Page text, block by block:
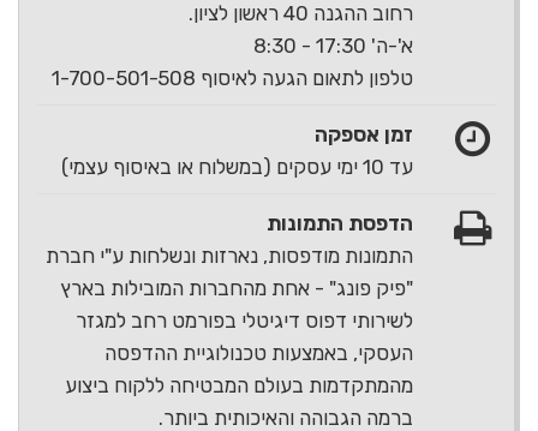
רחוב ההגנה 40 ראשון לציון.
א'-ה' 17:30 - 8:30
טלפון לתאום הגעה לאיסוף 1-700-501-508
זמן אספקה
עד 10 ימי עסקים (במשלוח או באיסוף עצמי)
הדפסת התמונות
התמונות מודפסות, נארזות ונשלחות ע"י חברת
"פיק פונג" - אחת מהחברות המובילות בארץ
לשירותי דפוס דיגיטלי בפורמט רחב למגזר
העסקי, באמצעות טכנולוגיית ההדפסה
מהמתקדמות בעולם המבטיחה ללקוח ביצוע
ברמה הגבוהה והאיכותית ביותר.